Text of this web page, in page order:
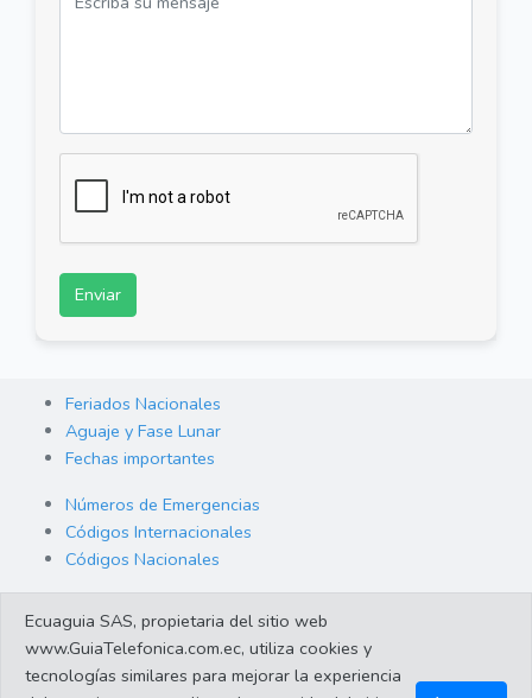
Enviar
Feriados Nacionales
Aguaje y Fase Lunar
Fechas importantes
Números de Emergencias
Códigos Internacionales
Códigos Nacionales
Cambio de Divisas
Enlaces de interes
Ecuaguia SAS, propietaria del sitio web
www.GuiaTelefonica.com.ec, utiliza cookies y
tecnologías similares para mejorar la experiencia